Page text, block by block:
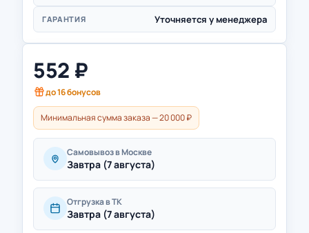
ГАРАНТИЯ Уточняется у менеджера
552 ₽
до16бонусов
Минимальная сумма заказа — 20 000 ₽
Самовывоз в Москве
Завтра (7 августа)
Отгрузка в ТК
Завтра (7 августа)